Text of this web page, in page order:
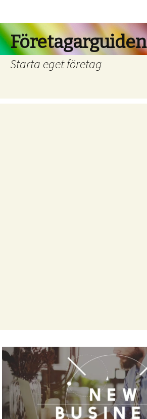
RÄTTSFORMER
FINANSIERING
Företagarguiden
Starta eget företag